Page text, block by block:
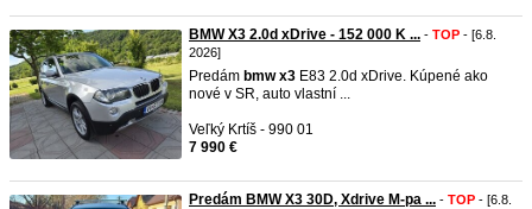
BMW X3 2.0d xDrive - 152 000 K ... - TOP - [6.8.
2026]
Predám bmw x3 E83 2.0d xDrive. Kúpené ako
nové v SR, auto vlastní ...
Veľký Krtíš - 990 01
7 990 €
Predám BMW X3 30D, Xdrive M-pa ... - TOP - [6.8.